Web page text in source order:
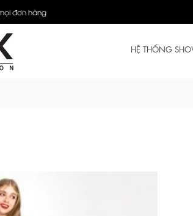
đơn hàng
HỆ THỐNG